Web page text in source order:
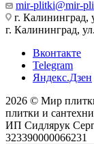
mir-plitki@mir-
г. Калининград,
г. Калининград,
Вконтакте
Telegram
Яндекс.Дзен
2026 © Мир
плитки и
ИП Сидлярук
323390000066231